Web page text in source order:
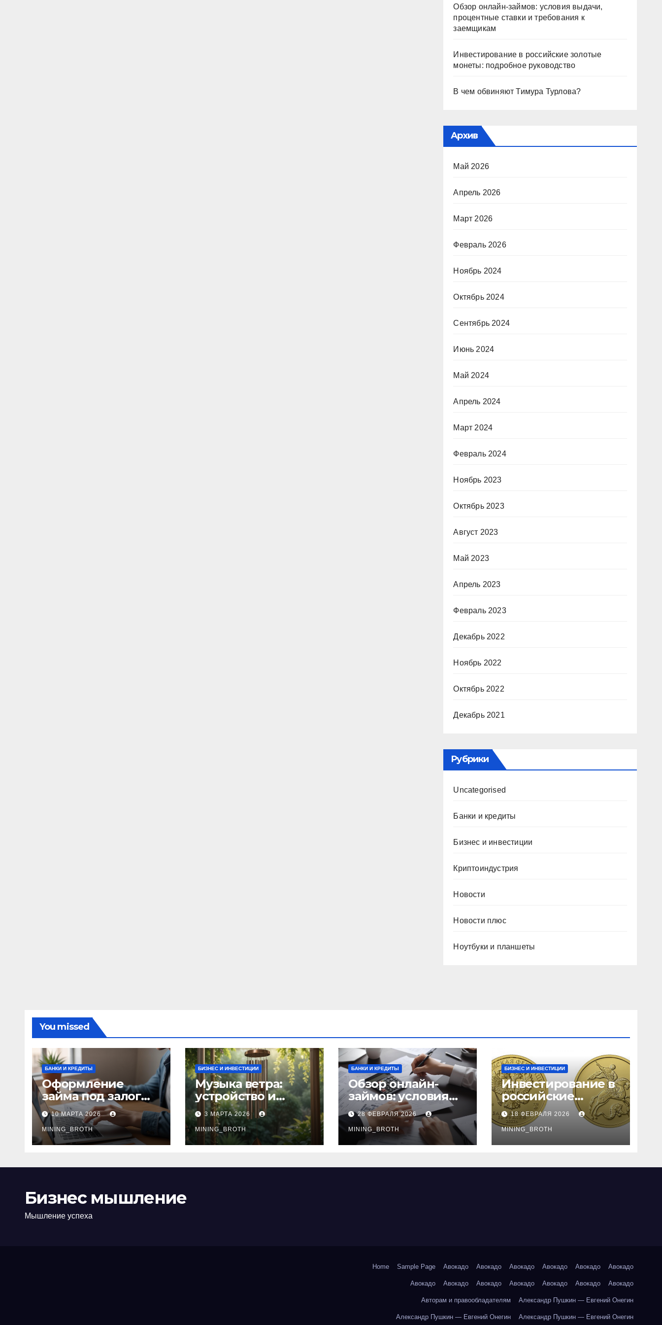
Обзор онлайн-займов: условия выдачи,
процентные ставки и требования к
заемщикам
Инвестирование в российские золотые
монеты: подробное руководство
В чем обвиняют Тимура Турлова?
Архив
Май 2026
Апрель 2026
Март 2026
Февраль 2026
Ноябрь 2024
Октябрь 2024
Сентябрь 2024
Июнь 2024
Май 2024
Апрель 2024
Март 2024
Февраль 2024
Ноябрь 2023
Октябрь 2023
Август 2023
Май 2023
Апрель 2023
Февраль 2023
Декабрь 2022
Ноябрь 2022
Октябрь 2022
Декабрь 2021
Рубрики
Uncategorised
Банки и кредиты
Бизнес и инвестиции
Криптоиндустрия
Новости
Новости плюс
Ноутбуки и планшеты
You missed
БАНКИ И КРЕДИТЫ
Оформление
займа под залог
ПТС онлайн на
карту без визита в
офис: порядок,
требования и
10 МАРТА 2026
MINING_BROTH
БИЗНЕС И ИНВЕСТИЦИИ
Музыка ветра:
устройство и
принципы
звучания
колокольчиков
3 МАРТА 2026
MINING_BROTH
БАНКИ И КРЕДИТЫ
Обзор онлайн-
займов: условия
выдачи,
процентные
ставки и
требования к
28 ФЕВРАЛЯ 2026
MINING_BROTH
БИЗНЕС И ИНВЕСТИЦИИ
Инвестирование в
российские
золотые монеты:
подробное
руководство
18 ФЕВРАЛЯ 2026
MINING_BROTH
Бизнес мышление
Мышление успеха
Home Sample Page Авокадо Авокадо Авокадо Авокадо Авокадо Авокадо
Авокадо Авокадо Авокадо Авокадо Авокадо Авокадо Авокадо
Авторам и правообладателям Александр Пушкин — Евгений Онегин
Александр Пушкин — Евгений Онегин Александр Пушкин — Евгений Онегин